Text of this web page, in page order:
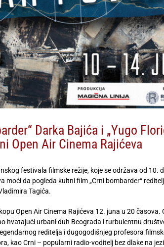
Darka Bajića i „Yugo
Open Air Cinema Rajićeva
festivala filmske režije, koje se održava od 10.
moći da pogleda kultni film „Crni bombarder“
Tagića.
Open Air Cinema Rajićeva 12. juna u 20
hvatajući urbani duh Beograda i turbulentnu
reditelja i dugogodišnjeg profesora
kao Crni – popularni radio-voditelj bez dlake na